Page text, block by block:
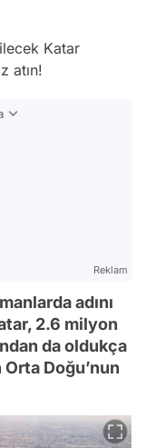
Katar
atın!
Reklam
adını
2.6 milyon
da oldukça
Doğu’nun